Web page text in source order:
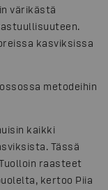
värikästä
kasviksissa
metodeihin
kaikki
Tässä
raasteet
kertoo Piia